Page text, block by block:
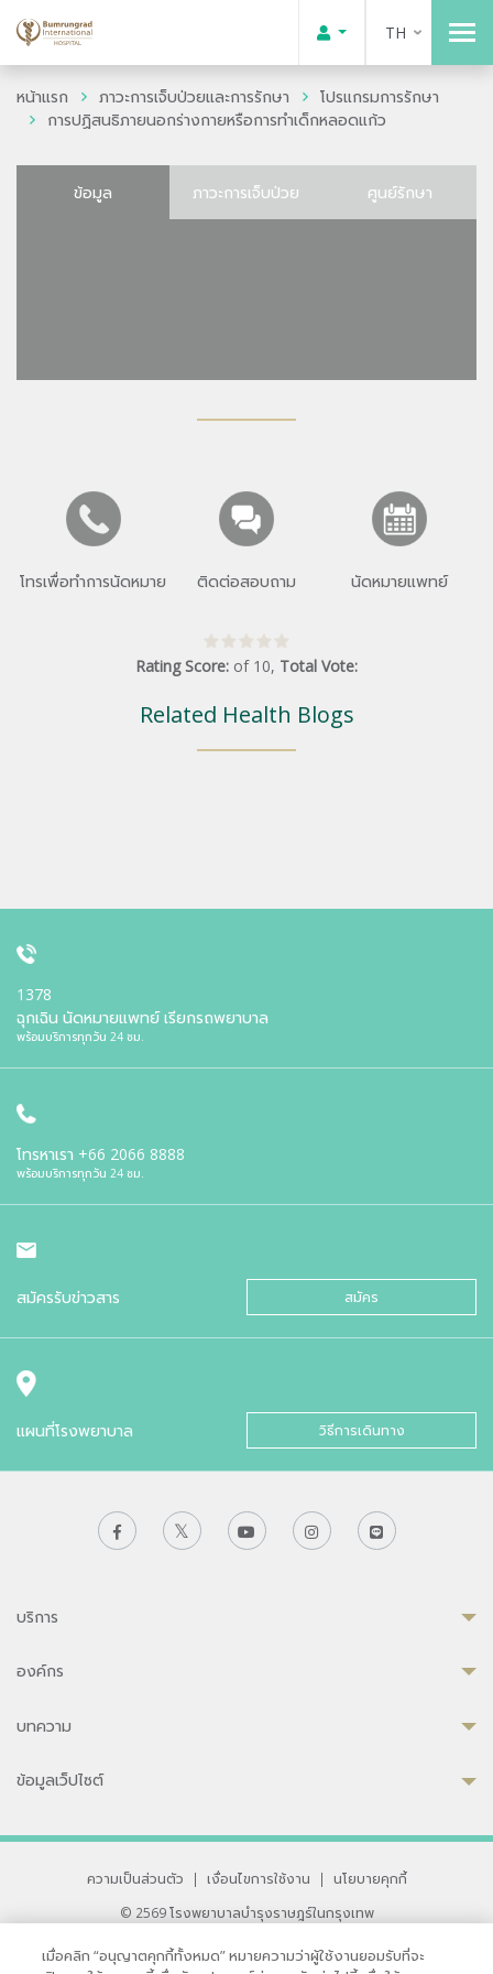
TH
หน้าแรก ภาวะการเจ็บป่วยและการรักษา
โปรแกรมการรักษา
การปฏิสนธิภายนอกร่างกายหรือการทำเด็กหลอดแก้ว
ข้อมูล ภาวะการเจ็บป่วย ศูนย์รักษา
โทรเพื่อทำการนัดหมาย ติดต่อสอบถาม นัดหมายแพทย์
Rating Score: of 10, Total Vote:
Related Health Blogs
1378
ฉุกเฉิน นัดหมายแพทย์ เรียกรถพยาบาล
พร้อมบริการทุกวัน 24 ชม.
โทรหาเรา +66 2066 8888
พร้อมบริการทุกวัน 24 ชม.
สมัครรับข่าวสาร สมัคร
แผนที่โรงพยาบาล วิธีการเดินทาง
บริการ
องค์กร
บทความ
ข้อมูลเว็ปไซต์
ความเป็นส่วนตัว | เงื่อนไขการใช้งาน |
นโยบายคุกกี้
© 2569 โรงพยาบาลบำรุงราษฎร์ในกรุงเทพ
เมื่อคลิก “อนุญาตคุกกี้ทั้งหมด” หมายความว่าผู้ใช้งานยอมรับที่จะ